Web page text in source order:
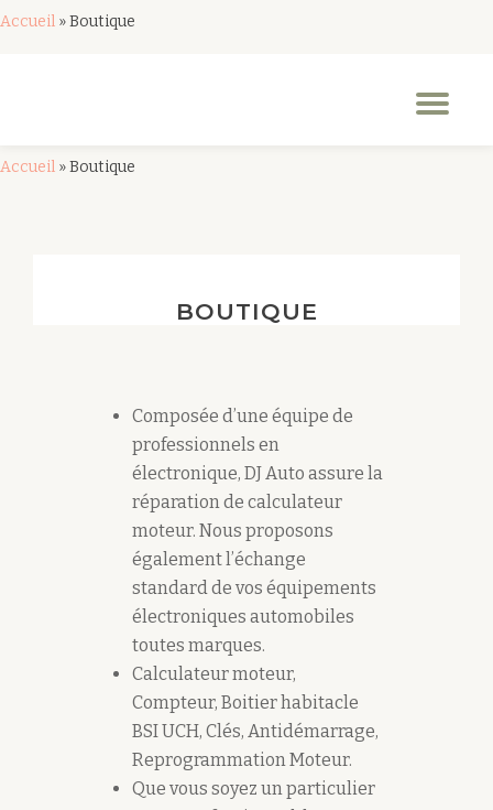
Accueil »Boutique
Accueil »Boutique
BOUTIQUE
Composée d’une équipe de
professionnels en
électronique, DJ Auto assure la
réparation de calculateur
moteur. Nous proposons
également l’échange
standard de vos équipements
électroniques automobiles
toutes marques.
Calculateur moteur,
Compteur, Boitier habitacle
BSI UCH, Clés, Antidémarrage,
Reprogrammation Moteur.
Que vous soyez un particulier